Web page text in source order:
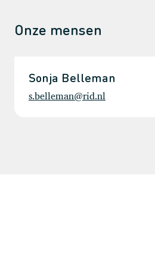
Onze mensen
Sonja Belleman
s.belleman@rid.nl